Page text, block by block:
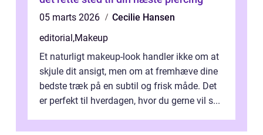
05 marts 2026
Cecilie Hansen
editorial,Makeup
Et naturligt makeup-look handler ikke om at
skjule dit ansigt, men om at fremhæve dine
bedste træk på en subtil og frisk måde. Det
er perfekt til hverdagen, hvor du gerne vil s...